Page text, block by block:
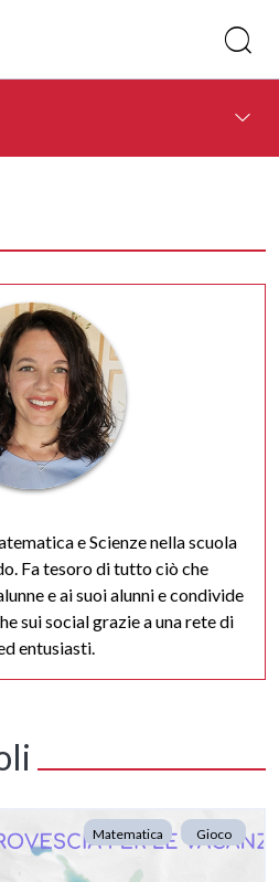
e Scienze nella scuola
Fa tesoro di tutto ciò che
e ai suoi alunni e condivide
sui social grazie a una rete di
entusiasti.
Matematica Gioco